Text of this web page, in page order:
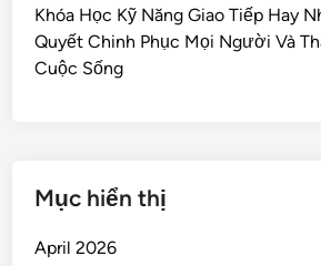
Khóa Học Kỹ Năng Giao Tiếp Hay
Quyết Chinh Phục Mọi Người Và
Cuộc Sống
Mục hiển thị
April 2026